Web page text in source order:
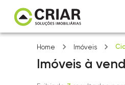
Home Imóveis
Imóveis à